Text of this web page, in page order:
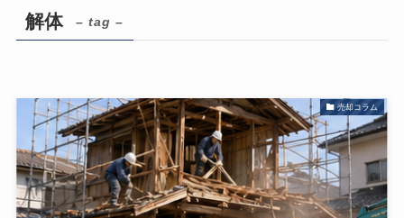
解体 – tag –
売却コラム